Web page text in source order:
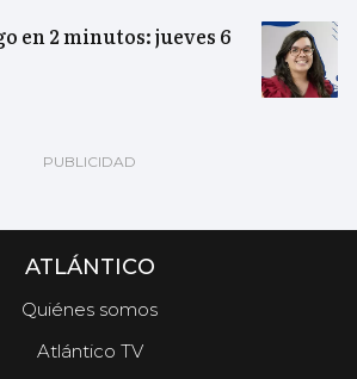
en 2 minutos: jueves 6
ATLÁNTICO
Quiénes somos
Atlántico TV